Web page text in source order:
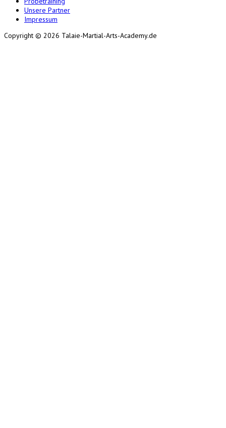
Unsere Partner
Impressum
Copyright © 2026 Talaie-Martial-Arts-Academy.de